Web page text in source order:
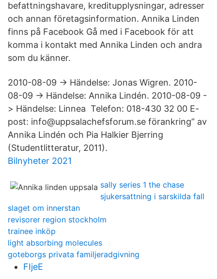
befattningshavare, kreditupplysningar, adresser
och annan företagsinformation. Annika Linden
finns på Facebook Gå med i Facebook för att
komma i kontakt med Annika Linden och andra
som du känner.
2010-08-09 -> Händelse: Jonas Wigren. 2010-
08-09 -> Händelse: Annika Lindén. 2010-08-09 -
> Händelse: Linnea Telefon: 018-430 32 00 E-
post: info@uppsalachefsforum.se förankring” av
Annika Lindén och Pia Halkier Bjerring
(Studentlitteratur, 2011).
Bilnyheter 2021
sally series 1 the chase
sjukersattning i sarskilda fall
slaget om innerstan
revisorer region stockholm
trainee inköp
light absorbing molecules
goteborgs privata familjeradgivning
FIjeE